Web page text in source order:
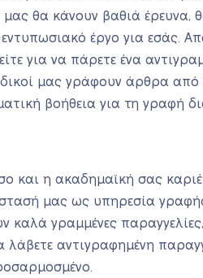
μας θα κάνουν βαθιά
έργο για εσάς.
για να πάρετε ένα
μας γράφουν άρθρα
βοήθεια για τη γραφή
και η ακαδημαϊκή σας
μας ως υπηρεσία
γραμμένες
αντιγραφημένη